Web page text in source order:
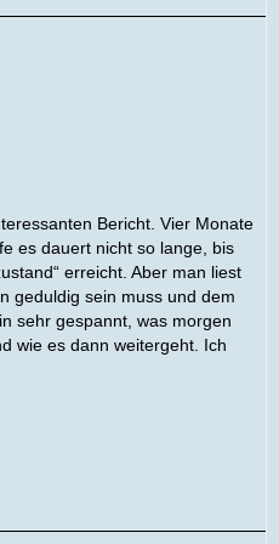
Bericht. Vier Monate
es dauert nicht so lange, bis
erreicht. Aber man liest
geduldig sein muss und dem
sehr gespannt, was morgen
wie es dann weitergeht. Ich